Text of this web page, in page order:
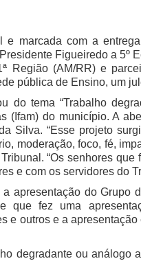
e marcada com a
Figueiredo a 5º
Região (AM/RR) e
pública de Ensino, um
do tema “Trabalho
(Ifam) do município. A
Silva. “Esse projeto
moderação, foco, fé,
“Os senhores
e com os servidores do
apresentação do Grupo
que fez uma
outros e a
degradante ou análogo